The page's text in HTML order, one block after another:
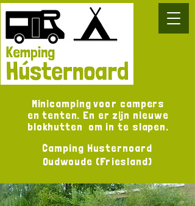
Minicamping voor campers
en tenten. En er zijn nieuwe
blokhutten om in te slapen.
Camping Husternoard
Oudwoude (Friesland)